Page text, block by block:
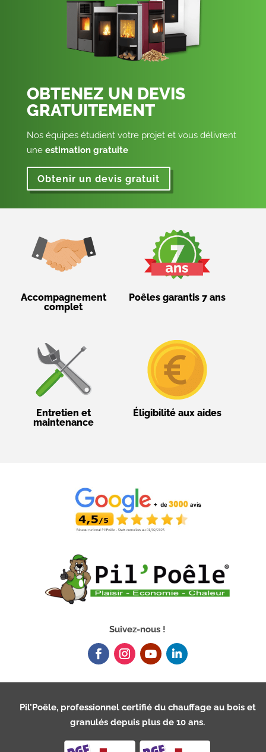
OBTENEZ UN DEVIS
GRATUITEMENT
Nos équipes étudient votre projet et vous délivrent
une estimation gratuite
Obtenir un devis gratuit
Accompagnement
complet
Poêles garantis 7 ans
Entretien et
maintenance
Éligibilité aux aides
Suivez-nous !
Pil’Poêle, professionnel certifié du chauffage au bois et
granulés depuis plus de 10 ans.